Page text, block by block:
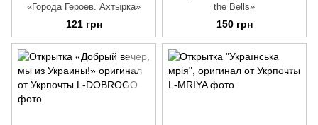
«Города Героев. Ахтырка»
121 грн
the Bells»
150 грн